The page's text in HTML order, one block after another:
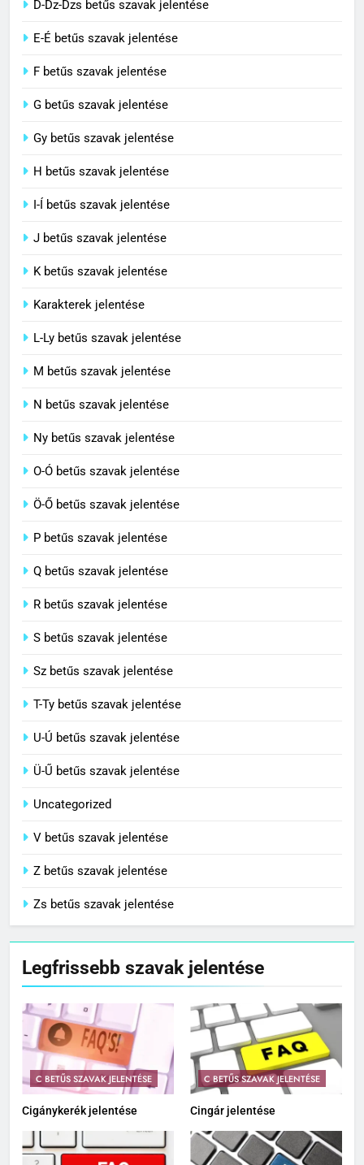
4
Contemporary jelentése
5
Célkitűzés jelentése
C BETŰS SZAVAK JELENTÉSE
C BETŰS SZAVAK JELENTÉSE
8
Centenárium jelentése
D-Dz-Dzs betűs szavak jelentése
E-É betűs szavak jelentése
F betűs szavak jelentése
G betűs szavak jelentése
Gy betűs szavak jelentése
H betűs szavak jelentése
I-Í betűs szavak jelentése
J betűs szavak jelentése
K betűs szavak jelentése
Karakterek jelentése
L-Ly betűs szavak jelentése
M betűs szavak jelentése
N betűs szavak jelentése
Ny betűs szavak jelentése
O-Ó betűs szavak jelentése
Ö-Ő betűs szavak jelentése
P betűs szavak jelentése
Q betűs szavak jelentése
R betűs szavak jelentése
S betűs szavak jelentése
Sz betűs szavak jelentése
T-Ty betűs szavak jelentése
U-Ú betűs szavak jelentése
Ü-Ű betűs szavak jelentése
Uncategorized
V betűs szavak jelentése
Z betűs szavak jelentése
Zs betűs szavak jelentése
Legfrissebb szavak jelentése
C BETŰS SZAVAK JELENTÉSE
Cigánykerék jelentése
C BETŰS SZAVAK JELENTÉSE
Cingár jelentése